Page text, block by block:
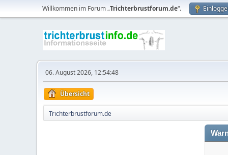
Willkommen im Forum „Trichterbrustforum.de“.
06. August 2026, 12:54:48
Übersicht
Trichterbrustforum.de